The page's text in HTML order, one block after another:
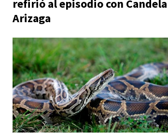
refirió al episodio con Candela
Arizaga